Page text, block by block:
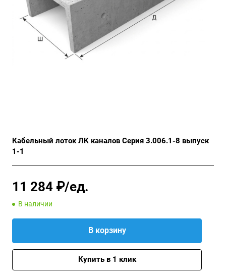
Кабельный лоток ЛК каналов Серия 3.006.1-8 выпуск
1-1
11 284 ₽/ед.
В наличии
В корзину
Купить в 1 клик